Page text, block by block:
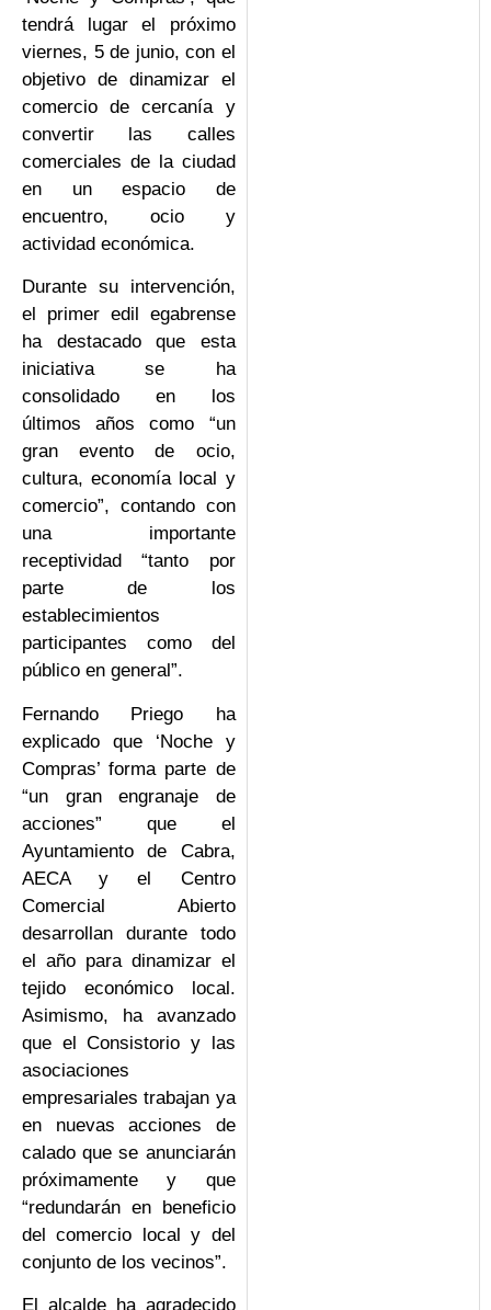
tendrá lugar el próximo
viernes, 5 de junio, con el
objetivo de dinamizar el
comercio de cercanía y
convertir las calles
comerciales de la ciudad
en un espacio de
encuentro, ocio y
actividad económica.
Durante su intervención,
el primer edil egabrense
ha destacado que esta
iniciativa se ha
consolidado en los
últimos años como “un
gran evento de ocio,
cultura, economía local y
comercio”, contando con
una importante
receptividad “tanto por
parte de los
establecimientos
participantes como del
público en general”.
Fernando Priego ha
explicado que ‘Noche y
Compras’ forma parte de
“un gran engranaje de
acciones” que el
Ayuntamiento de Cabra,
AECA y el Centro
Comercial Abierto
desarrollan durante todo
el año para dinamizar el
tejido económico local.
Asimismo, ha avanzado
que el Consistorio y las
asociaciones
empresariales trabajan ya
en nuevas acciones de
calado que se anunciarán
próximamente y que
“redundarán en beneficio
del comercio local y del
conjunto de los vecinos”.
El alcalde ha agradecido